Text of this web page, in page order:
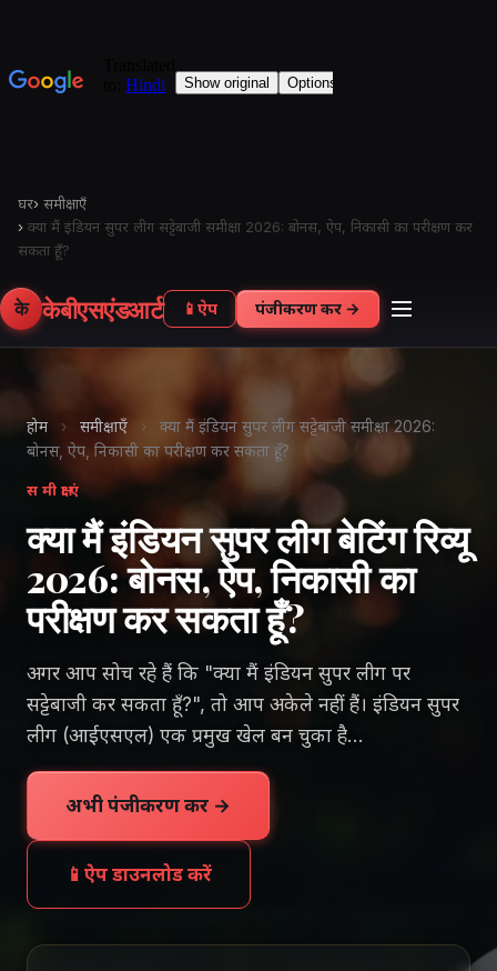
घर› समीक्षाएँ
› क्या मैं इंडियन सुपर लीग सट्टेबाजी समीक्षा 2026: बोनस, ऐप, निकासी का परीक्षण कर
सकता हूँ?
के केबीएसएंडआर्ट 📱 ऐप पंजीकरण करें →
होम › समीक्षाएँ ›
क्या मैं इंडियन सुपर लीग सट्टेबाजी समीक्षा 2026:
बोनस, ऐप, निकासी का परीक्षण कर सकता हूँ?
समीक्षाएं
क्या मैं इंडियन सुपर लीग बेटिंग रिव्यू
2026: बोनस, ऐप, निकासी का
परीक्षण कर सकता हूँ?
अगर आप सोच रहे हैं कि "क्या मैं इंडियन सुपर लीग पर
सट्टेबाजी कर सकता हूँ?", तो आप अकेले नहीं हैं। इंडियन सुपर
लीग (आईएसएल) एक प्रमुख खेल बन चुका है...
अभी पंजीकरण करें →
📱 ऐप डाउनलोड करें